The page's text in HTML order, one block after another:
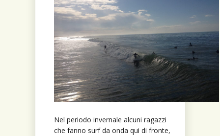
Nel periodo invernale alcuni ragazzi
che fanno surf da onda qui di fronte,